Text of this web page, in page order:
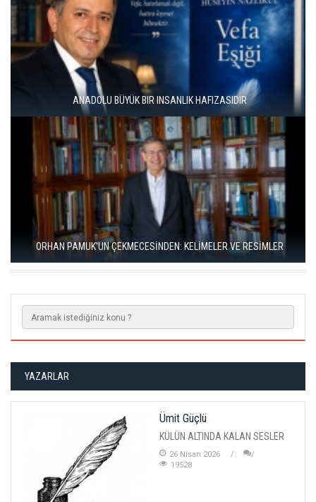
ÜNAL ERSÖZLÜ’NÜN YENİ ŞİİR KİTABI “BÖĞÜRTLEN ÖPÜCÜĞÜ”
YAYIMLANDI
RIZA SÖNMEZ: ‘ANADOLU, SANILDIĞINDAN ÇOK DAHA VEGAN"
YAZARLAR
Ümit Güçlü
KÜLÜN ALTINDA KALAN SESLER
26 Nisan 2026
19528